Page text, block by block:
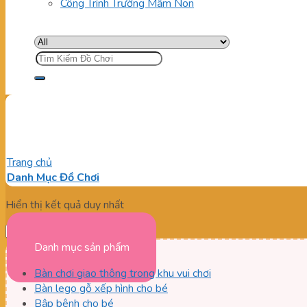
Công Trình Trường Mầm Non
Tìm
kiếm:
Trang chủ
Danh Mục Đồ Chơi
Hiển thị kết quả duy nhất
Danh mục sản phẩm
Bàn chơi giao thông trong khu vui chơi
Bàn lego gỗ xếp hình cho bé
Bập bênh cho bé